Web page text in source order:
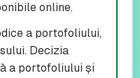
online.
a portofoliului,
Decizia
a portofoliului și